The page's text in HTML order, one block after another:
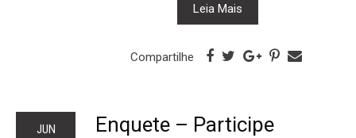
Leia Mais
Compartilhe
JUN Enquete – Participe